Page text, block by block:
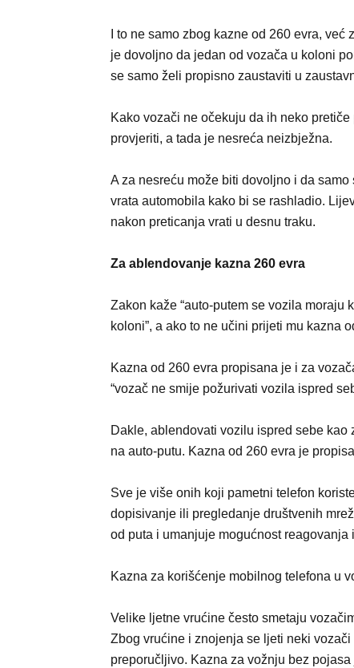
I to ne samo zbog kazne od 260 evra,
je dovoljno da jedan od vozača u koloni
se samo želi propisno zaustaviti u
Kako vozači ne očekuju da ih neko
provjeriti, a tada je nesreća neizbježna.
A za nesreću može biti dovoljno i da
vrata automobila kako bi se rashladio.
nakon preticanja vrati u desnu traku.
Za ablendovanje kazna 260 evra
Zakon kaže “auto-putem se vozila moraju
koloni”, a ako to ne učini prijeti mu kazna
Kazna od 260 evra propisana je i za
“vozač ne smije požurivati vozila ispred
Dakle, ablendovati vozilu ispred sebe
na auto-putu. Kazna od 260 evra je
Sve je više onih koji pametni telefon
dopisivanje ili pregledanje društvenih
od puta i umanjuje mogućnost
Kazna za korišćenje mobilnog telefona u
Velike ljetne vrućine često smetaju
Zbog vrućine i znojenja se ljeti neki
preporučljivo. Kazna za vožnju bez